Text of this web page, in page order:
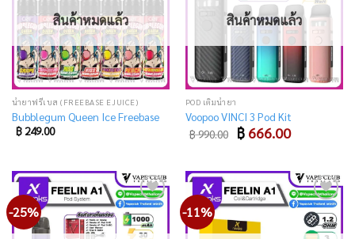
สินค้าหมดแล้ว
น้ำยาฟรีเบส (FREEBASE EJUICE)
Bubblegum Queen Ice Freebase
฿249.00
สินค้าหมดแล้ว
POD เติมน้ำยา
Voopoo VINCI 3 Pod Kit
฿990.00 Original
price
฿ 666.00Current
price
-25%
Add
to
wishlist
-11%
Add
to
wishlist